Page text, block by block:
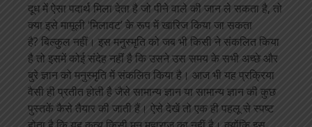
दूध में ऐसा पदार्थ मिला देता है जो पीने वाले की जान ले सकता है, तो
क्या इसे मामूली ‘मिलावट’ के रूप में खारिज किया जा सकता
है? बिल्कुल नहीं। इस मनुस्मृति को जब भी किसी ने संकलित किया
है तो इसमें कोई संदेह नहीं है कि उसने उस समय के सभी अच्छे और
बुरे ज्ञान को मनुस्मृति में संकलित किया है। आज भी यह प्रक्रिया
वैसी ही प्रतीत होती है जैसे सामान्य ज्ञान या सामान्य ज्ञान की कुछ
पुस्तकें कैसे तैयार की जाती हैं। ऐसे देखें तो एक ही पहलू से स्पष्ट